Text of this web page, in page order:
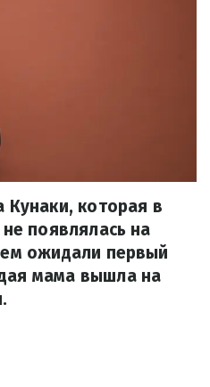
Кунаки, которая в
появлялась на
ожидали первый
мама вышла на